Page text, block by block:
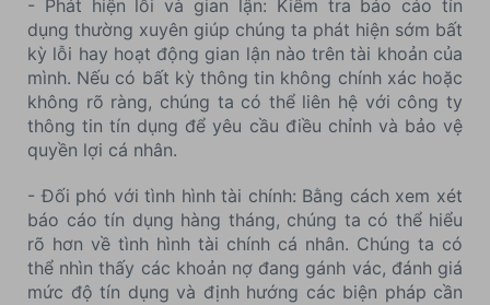
- Phát hiện lỗi và gian lận: Kiểm tra báo cáo tín
dụng thường xuyên giúp chúng ta phát hiện sớm bất
kỳ lỗi hay hoạt động gian lận nào trên tài khoản của
mình. Nếu có bất kỳ thông tin không chính xác hoặc
không rõ ràng, chúng ta có thể liên hệ với công ty
thông tin tín dụng để yêu cầu điều chỉnh và bảo vệ
quyền lợi cá nhân.
- Đối phó với tình hình tài chính: Bằng cách xem xét
báo cáo tín dụng hàng tháng, chúng ta có thể hiểu
rõ hơn về tình hình tài chính cá nhân. Chúng ta có
thể nhìn thấy các khoản nợ đang gánh vác, đánh giá
mức độ tín dụng và định hướng các biện pháp cần